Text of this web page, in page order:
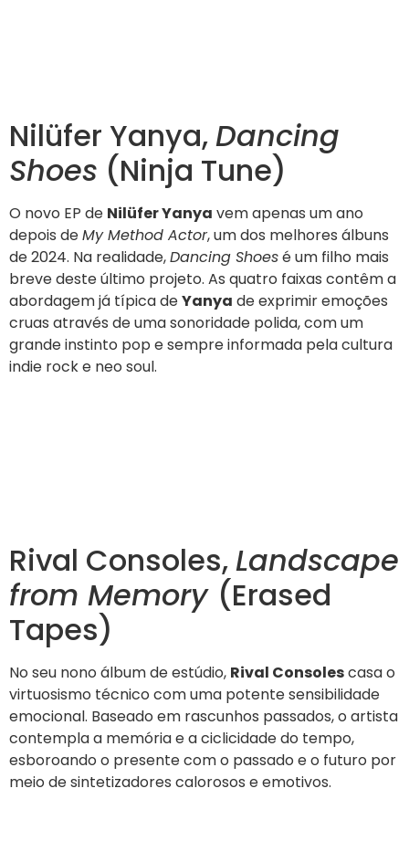
Nilüfer Yanya,Dancing
Shoes (Ninja Tune)
O novo EP de Nilüfer Yanya vem apenas um ano
depois deMy Method Actor, um dos melhores álbuns
de 2024. Na realidade,Dancing Shoesé um filho mais
breve deste último projeto. As quatro faixas contêm a
abordagem já típica deYanya de exprimir emoções
cruas através de uma sonoridade polida, com um
grande instinto pop e sempre informada pela cultura
indie rock e neo soul.
Rival Consoles,Landscape
from Memory (Erased
Tapes)
No seu nono álbum de estúdio, Rival Consolescasa o
virtuosismo técnico com uma potente sensibilidade
emocional. Baseado em rascunhos passados, o artista
contempla a memória e a ciclicidade do tempo,
esboroando o presente com o passado e o futuro por
meio de sintetizadores calorosos e emotivos.